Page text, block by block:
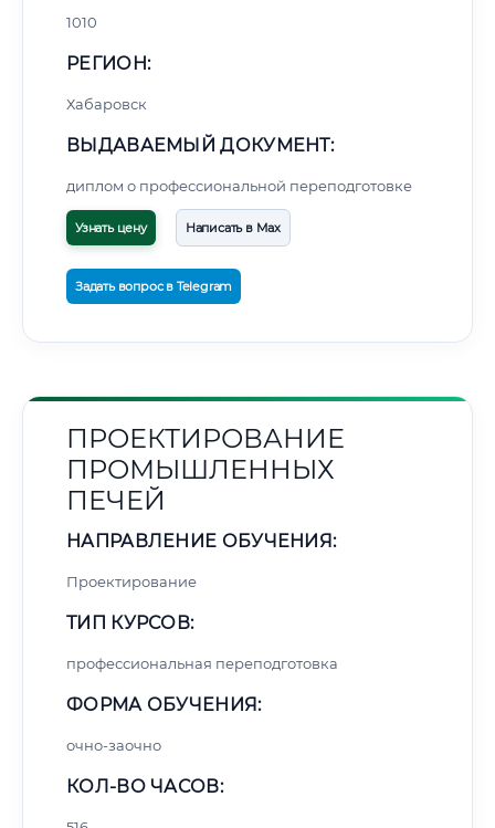
1010
РЕГИОН:
Хабаровск
ВЫДАВАЕМЫЙ ДОКУМЕНТ:
диплом о профессиональной переподготовке
Узнать цену Написать в Max
Задать вопрос в Telegram
ПРОЕКТИРОВАНИЕ
ПРОМЫШЛЕННЫХ
ПЕЧЕЙ
НАПРАВЛЕНИЕ ОБУЧЕНИЯ:
Проектирование
ТИП КУРСОВ:
профессиональная переподготовка
ФОРМА ОБУЧЕНИЯ:
очно-заочно
КОЛ-ВО ЧАСОВ: